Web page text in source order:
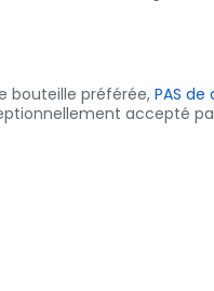
bouteille préférée, PAS de
accepté